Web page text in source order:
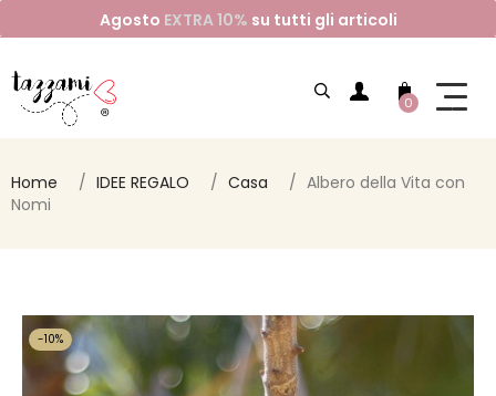
Agosto EXTRA 10% su tutti gli articoli
0
Home IDEE REGALO Casa
Albero della Vita con
Nomi
-10%